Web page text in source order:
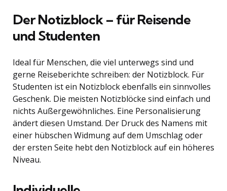
Der Notizblock – für Reisende
und Studenten
Ideal für Menschen, die viel unterwegs sind und
gerne Reiseberichte schreiben: der Notizblock. Für
Studenten ist ein Notizblock ebenfalls ein sinnvolles
Geschenk. Die meisten Notizblöcke sind einfach und
nichts Außergewöhnliches. Eine Personalisierung
ändert diesen Umstand. Der Druck des Namens mit
einer hübschen Widmung auf dem Umschlag oder
der ersten Seite hebt den Notizblock auf ein höheres
Niveau.